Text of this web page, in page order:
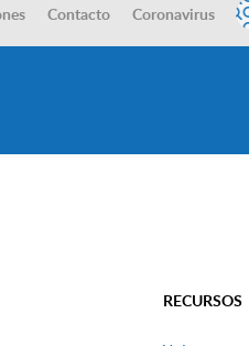
Contacto Coronavirus
RECURSOS